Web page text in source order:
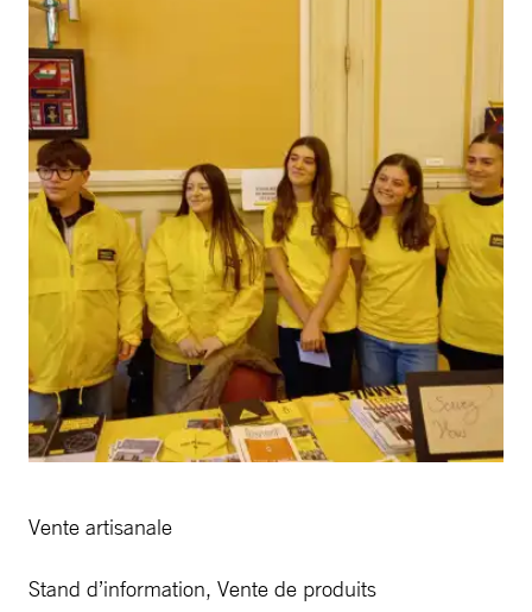
Vente artisanale
Stand d’information, Vente de produits